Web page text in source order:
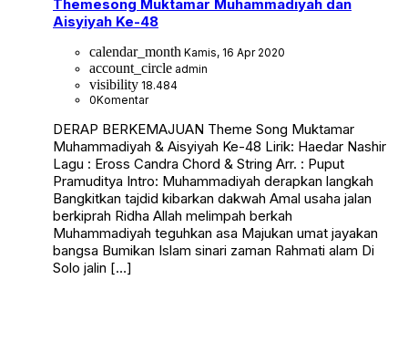
Themesong Muktamar Muhammadiyah dan
Aisyiyah Ke-48
calendar_month Kamis, 16 Apr 2020
account_circle admin
visibility 18.484
0Komentar
DERAP BERKEMAJUAN Theme Song Muktamar
Muhammadiyah & Aisyiyah Ke-48 Lirik: Haedar Nashir
Lagu : Eross Candra Chord & String Arr. : Puput
Pramuditya Intro: Muhammadiyah derapkan langkah
Bangkitkan tajdid kibarkan dakwah Amal usaha jalan
berkiprah Ridha Allah melimpah berkah
Muhammadiyah teguhkan asa Majukan umat jayakan
bangsa Bumikan Islam sinari zaman Rahmati alam Di
Solo jalin […]